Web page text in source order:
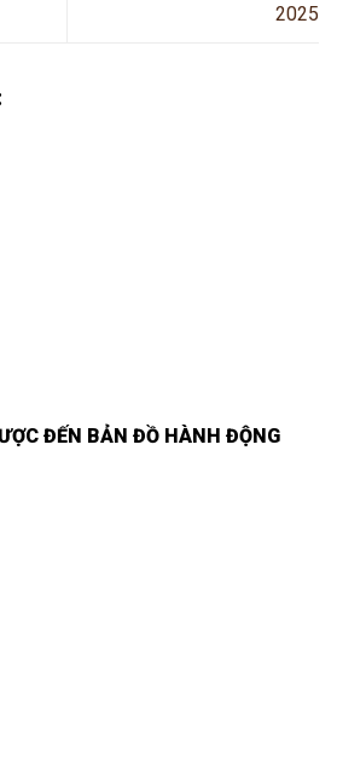
2025
ĐẾN BẢN ĐỒ HÀNH ĐỘNG